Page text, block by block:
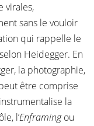
virales,
sans le vouloir
qui rappelle le
Heidegger. En
la photographie,
être comprise
la
l’Enframingou